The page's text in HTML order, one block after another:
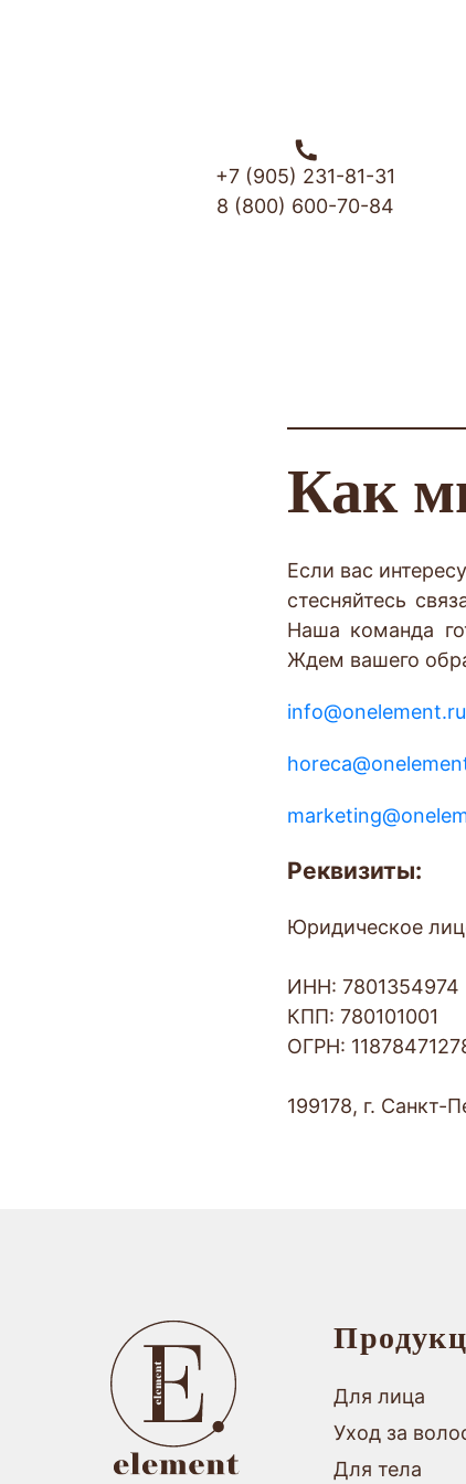
+7 (905) 231-81-31
8 (800) 600-70-84
Как
Если вас
стесняйтесь
Наша команда
Ждем вашего
info@onelement.ru
Реквизиты:
Юридическое
ИНН: 7801354974
КПП: 780101001
ОГРН:
199178, г. Санкт-
Для лица
Уход за
Для тела